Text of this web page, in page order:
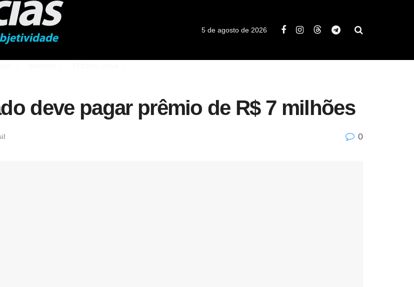
5 de agosto de 2026
deve pagar prêmio de R$ 7 milhões
0